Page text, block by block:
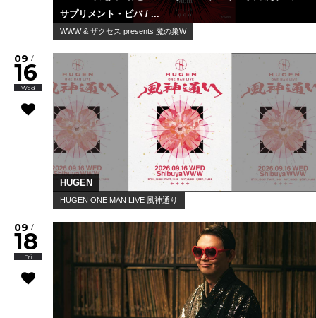
サプリメント・ビバ / ...
WWW & ザクセス presents 魔の巣W
09 /
16
Wed
HUGEN
HUGEN ONE MAN LIVE 風神通り
09 /
18
Fri